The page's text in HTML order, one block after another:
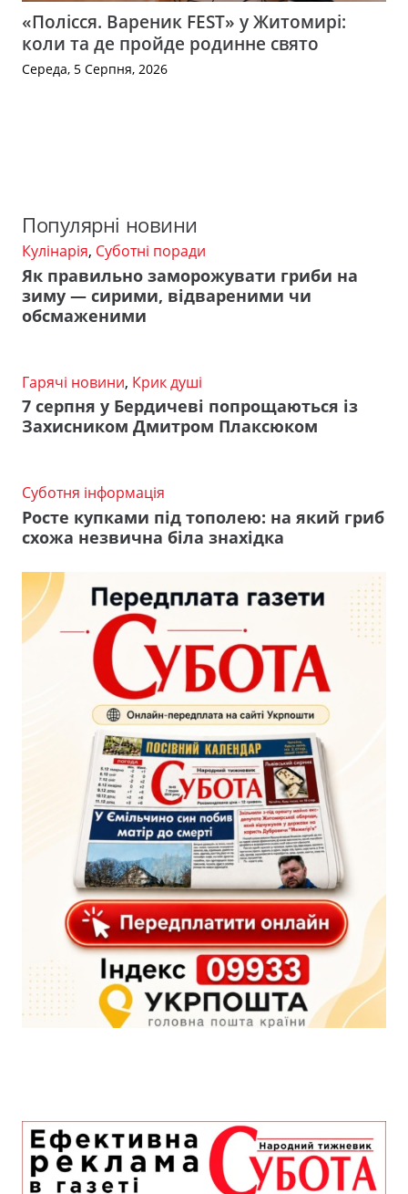
«Полісся. Вареник FEST» у Житомирі:
коли та де пройде родинне свято
Середа, 5 Серпня, 2026
Популярні новини
Кулінарія, Суботні поради
Як правильно заморожувати гриби на
зиму — сирими, відвареними чи
обсмаженими
Гарячі новини, Крик душі
7 серпня у Бердичеві попрощаються із
Захисником Дмитром Плаксюком
Суботня інформація
Росте купками під тополею: на який гриб
схожа незвична біла знахідка